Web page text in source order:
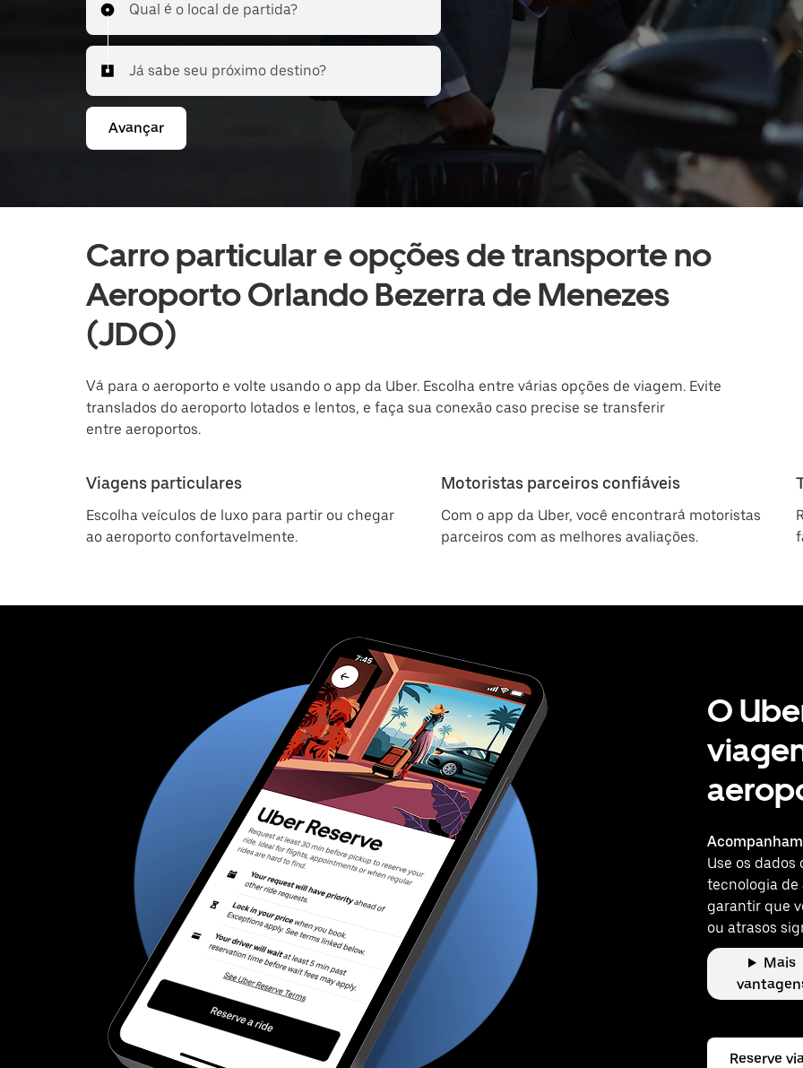
Qual é o local de partida?
Já sabe seu próximo destino?
Avançar
Carro particular e opções de transporte no
Aeroporto Orlando Bezerra de Menezes
(JDO)
Vá para o aeroporto e volte usando o app da Uber. Escolha entre várias opções de viagem. Evite
translados do aeroporto lotados e lentos, e faça sua conexão caso precise se transferir
entre aeroportos.
Viagens particulares
Escolha veículos de luxo para partir ou chegar
ao aeroporto confortavelmente.
Motoristas parceiros confiáveis
Com o app da Uber, você encontrará motoristas
parceiros com as melhores avaliações.
O
Use os dados
tecnologia de
garantir que
ou atrasos
Mais
Reserve